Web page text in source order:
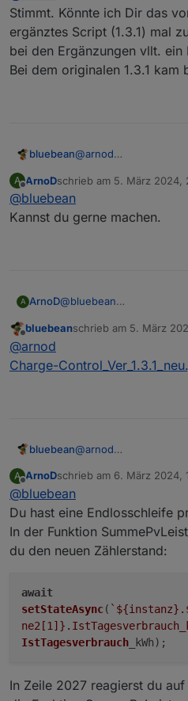
werden ca. 10 setState
Alle Zähler jede Minute
Stimmt. Könnte ich Dir das
ergänztes Script (1.3.1) mal
bei den Ergänzungen vllt. ein
Bei dem originalen 1.3.1 kam
bluebean@arnod
ergänztes Script
bei den Ergänzungen
Bei dem originalen
A
Offline
ArnoDschrieb am 5. März 2024,
zuletzt editiert von
@bluebean
Kannst du gerne machen.
A ArnoD@bluebean
Offline
bluebeanschrieb am 5. März
zuletzt editiert von
@arnod
Charge-
bluebean@arnod
A
Offline
ArnoDschrieb am 6. März 2024,
zuletzt editiert von
@bluebean
Du hast eine Endlosschleife
In der Funktion
du den neuen Zählerstand:
await
setStateAsync( ` ${instanz} .
ne2[1 ]}
IstTagesverbrauch _kWh);
In Zeile 2027 reagierst du